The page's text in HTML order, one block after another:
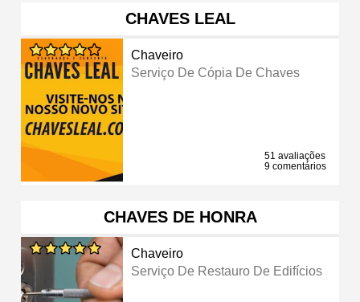
CHAVES LEAL
Chaveiro
Serviço De Cópia De Chaves
51 avaliações
9 comentários
CHAVES DE HONRA
Chaveiro
Serviço De Restauro De Edifícios